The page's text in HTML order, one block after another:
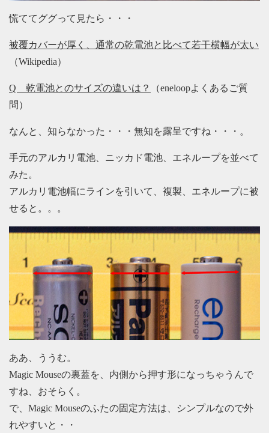
慌ててググって見たら・・・
被覆カバーが厚く、通常の乾電池と比べて若干横幅が太い
（Wikipedia）
Q 乾電池とのサイズの違いは？
（eneloopよくあるご質
問）
なんと、知らなかった・・・無知を露呈ですね・・・。
手元のアルカリ電池、ニッカド電池、エネループを並べて
みた。
アルカリ電池幅にラインを引いて、複製、エネループに被
せると。。。
ああ、ううむ。
Magic Mouseの裏蓋を、内側から押す形になっちゃうんで
すね、おそらく。
で、Magic Mouseのふたの固定方法は、シンプルなので外
れやすいと・・